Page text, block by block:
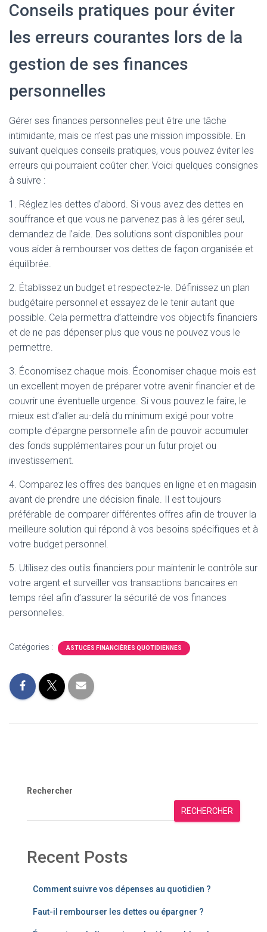
Conseils pratiques pour éviter
les erreurs courantes lors de la
gestion de ses finances
personnelles
Gérer ses finances personnelles peut être une tâche
intimidante, mais ce n’est pas une mission impossible. En
suivant quelques conseils pratiques, vous pouvez éviter les
erreurs qui pourraient coûter cher. Voici quelques consignes
à suivre :
1. Réglez les dettes d’abord. Si vous avez des dettes en
souffrance et que vous ne parvenez pas à les gérer seul,
demandez de l’aide. Des solutions sont disponibles pour
vous aider à rembourser vos dettes de façon organisée et
équilibrée.
2. Établissez un budget et respectez-le. Définissez un plan
budgétaire personnel et essayez de le tenir autant que
possible. Cela permettra d’atteindre vos objectifs financiers
et de ne pas dépenser plus que vous ne pouvez vous le
permettre.
3. Économisez chaque mois. Économiser chaque mois est
un excellent moyen de préparer votre avenir financier et de
couvrir une éventuelle urgence. Si vous pouvez le faire, le
mieux est d’aller au-delà du minimum exigé pour votre
compte d’épargne personnelle afin de pouvoir accumuler
des fonds supplémentaires pour un futur projet ou
investissement.
4. Comparez les offres des banques en ligne et en magasin
avant de prendre une décision finale. Il est toujours
préférable de comparer différentes offres afin de trouver la
meilleure solution qui répond à vos besoins spécifiques et à
votre budget personnel.
5. Utilisez des outils financiers pour maintenir le contrôle sur
votre argent et surveiller vos transactions bancaires en
temps réel afin d’assurer la sécurité de vos finances
personnelles.
Catégories : ASTUCES FINANCIÈRES QUOTIDIENNES
Rechercher
RECHERCHER
Recent Posts
Comment suivre vos dépenses au quotidien ?
Faut-il rembourser les dettes ou épargner ?